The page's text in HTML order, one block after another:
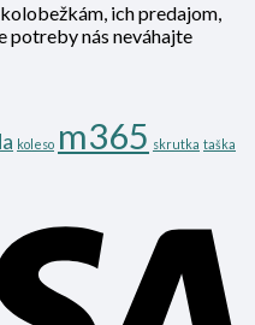
ich predajom,
potreby nás neváhajte
koleso m365 skrutka taška